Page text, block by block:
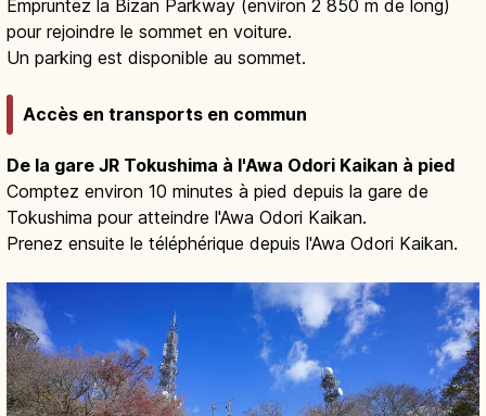
Empruntez la Bizan Parkway (environ 2 850 m de long)
pour rejoindre le sommet en voiture.
Un parking est disponible au sommet.
Accès en transports en commun
De la gare JR Tokushima à l'Awa Odori Kaikan à pied
Comptez environ 10 minutes à pied depuis la gare de
Tokushima pour atteindre l'Awa Odori Kaikan.
Prenez ensuite le téléphérique depuis l'Awa Odori Kaikan.